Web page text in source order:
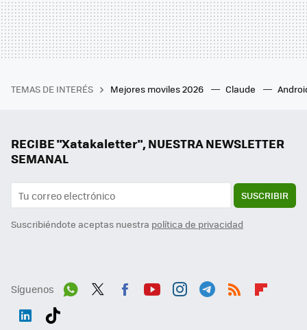
TEMAS DE INTERÉS Mejores moviles 2026 Claude
RECIBE "Xatakaletter", NUESTRA NEWSLETTER
SEMANAL
SUSCRIBIR
Suscribiéndote aceptas nuestra política de privacidad
Síguenos